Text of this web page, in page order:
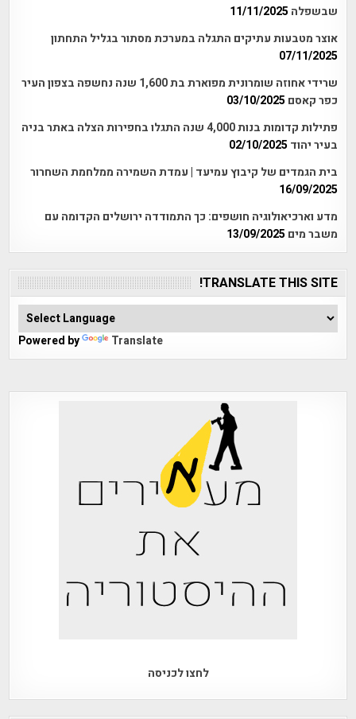
שבשפלה 11/11/2025
אוצר מטבעות עתיקים התגלה במערכת מסתור בגליל התחתון
07/11/2025
שרידי אחוזה שומרונית מפוארת בת 1,600 שנה נחשפה בצפון העיר
כפר קאסם 03/10/2025
פתילות קדומות בנות 4,000 שנה התגלו בחפירות הצלה באתר בניה
בעיר יהוד 02/10/2025
בית הגמדים של קיבוץ עמיעד | עמדת השמירה ממלחמת השחרור
16/09/2025
מדע וארכיאולוגיה חושפים: כך התמודדה ירושלים הקדומה עם
משבר מים 13/09/2025
TRANSLATE THIS SITE!
Powered by Translate
לחצו לכניסה